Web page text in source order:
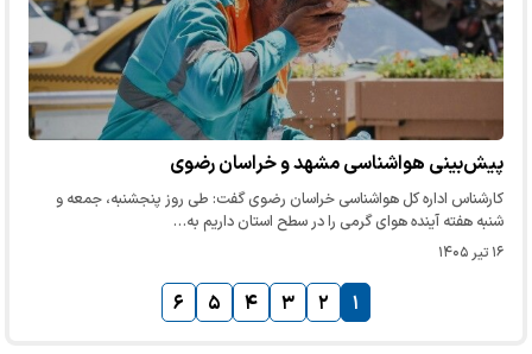
پیش‌بینی هواشناسی مشهد و خراسان رضوی
کارشناس اداره کل هواشناسی خراسان رضوی گفت: طی روز پنجشنبه، جمعه و
شنبه هفته آینده هوای گرمی را در سطح استان داریم به…
۱۶ تیر ۱۴۰۵
۱ ۲ ۳ ۴ ۵ ۶